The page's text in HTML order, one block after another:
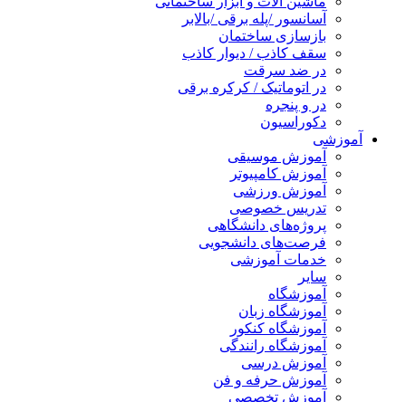
آسانسور /پله برقی /بالابر
بازسازی ساختمان
سقف کاذب / دیوار کاذب
در ضد سرقت
در اتوماتیک / کرکره برقی
در و پنجره
دکوراسیون
آموزشی
آموزش موسیقی
آموزش کامپیوتر
آموزش ورزشی
تدریس خصوصی
پروژه‌های دانشگاهی
فرصت‌های دانشجویی
خدمات آموزشی
سایر
آموزشگاه
آموزشگاه زبان
آموزشگاه کنکور
آموزشگاه رانندگی
آموزش درسی
آموزش حرفه و فن
آموزش تخصصی